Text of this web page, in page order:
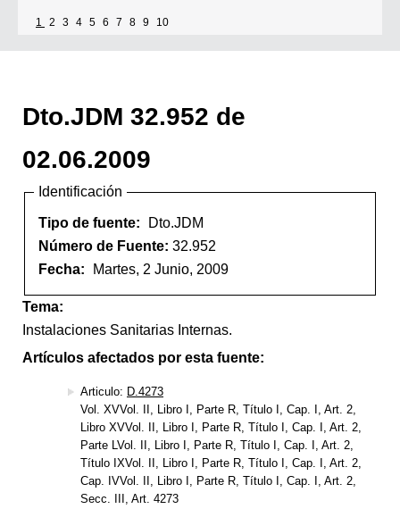
1 2 3 4 5 6 7 8 9 10
Dto.JDM 32.952 de
02.06.2009
Identificación
Tipo de fuente:
Dto.JDM
Número de Fuente: 32.952
Fecha:
Martes, 2 Junio, 2009
Tema:
Instalaciones Sanitarias Internas.
Artículos afectados por esta fuente:
Articulo: D.4273
Vol. XVVol. II, Libro I, Parte R, Título I, Cap. I, Art. 2,
Libro XVVol. II, Libro I, Parte R, Título I, Cap. I, Art. 2,
Parte LVol. II, Libro I, Parte R, Título I, Cap. I, Art. 2,
Título IXVol. II, Libro I, Parte R, Título I, Cap. I, Art. 2,
Cap. IVVol. II, Libro I, Parte R, Título I, Cap. I, Art. 2,
Secc. III, Art. 4273